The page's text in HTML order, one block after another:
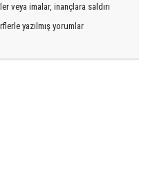
veya imalar, inançlara saldırı
yazılmış yorumlar